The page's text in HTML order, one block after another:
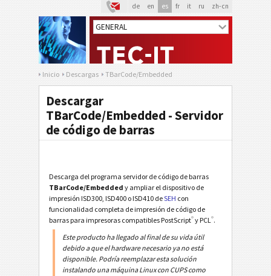
de en es fr it ru zh-cn
Inicio Descargas TBarCode/Embedded
Descargar
TBarCode/Embedded - Servidor
de código de barras
Descarga del programa servidor de código de barras
TBarCode/Embedded y ampliar el dispositivo de
impresión ISD300, ISD400 o ISD410 deSEH con
funcionalidad completa de impresión de código de
barras para impresoras compatibles PostScript®y PCL®.
Este producto ha llegado al final de su vida útil
debido a que el hardware necesario ya no está
disponible. Podría reemplazar esta solución
instalando una máquina Linux con CUPS como